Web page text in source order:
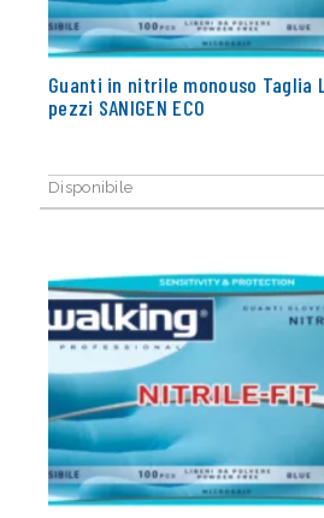
Guanti in nitrile monouso Taglia
pezzi SANIGEN ECO
Disponibile